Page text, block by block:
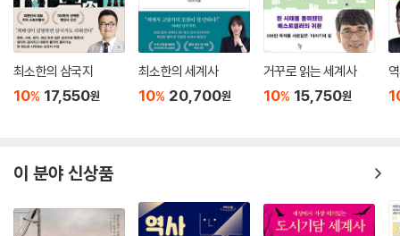
으로 만든 부처 조각을 통해 불교문화가 도입된 삼국 시대의 모습을 살피
는 것이 가능하다. 중요한 것은 중국, 일본, 인도 등 해외 유물을 전시한 세
계문화관과 연계하여 보는 것이 중요한데, 이 분야 A급 문화재 수집이 잘
안 되어 있는 것이 현재 국립중앙박물관의 아쉬운 점 중 하나다.
부위로 머리나 몸통, 또는 작은 조각에서 등장하는 부처 말고, 전체적인 디
자인을 제대로 파악할 수 있는 큰 크기의 부처 조각이 없다. 큰 크기로는 오
직 보살 조각만 3점 정도 있을 뿐이다. 보살이 중요하긴 하나 그래도 불교
최소한의 삼국지
10% 17,550원
최소한의 세계사
10% 20,700원
거꾸로 읽는 세계사
10% 15,750원
이 분야 신상품